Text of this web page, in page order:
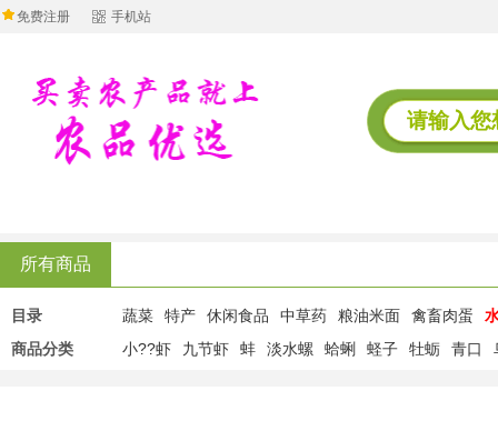
免费注册 手机站
所有商品
目录 蔬菜 特产 休闲食品 中草药 粮油米面 禽畜肉蛋
商品分类
小??虾 九节虾 蚌 淡水螺 蛤蜊 蛏子 牡蛎 青口